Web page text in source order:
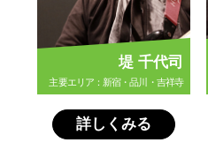
堤 千代司
主要エリア：新宿・品川・吉祥寺
詳しくみる